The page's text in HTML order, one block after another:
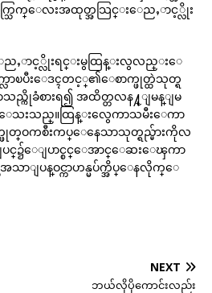
ြက္သြက္ေလးအထုတ္အသြင္းေညႇာင့္လိုး
ာင့္လိုးရင္းမွထြန္းလွလည္းေ
လာၿပီးေဒၚတင့္၏ေစာက္ဖုတ္ထဲသုတ္ရ
သည္ကိုခံစားရ၍ အထိတ္တလန႔္ျမန္ျမ
ေသးသည္။ထြန္းလွေကာသမီးေကာ
တ္ဝကစီးကပ္ေနေသာသုတ္ရည္မ်ားကိုလ
င္၌ေျပာင္စင္ေအာင္ေဆးေၾကာ
သာျပန္ဝင္ကာဟန္မပ်က္အိပ္ေနလိုက္ေ
NEXT
ဘယ်လိုပိုကောင်းလည်း